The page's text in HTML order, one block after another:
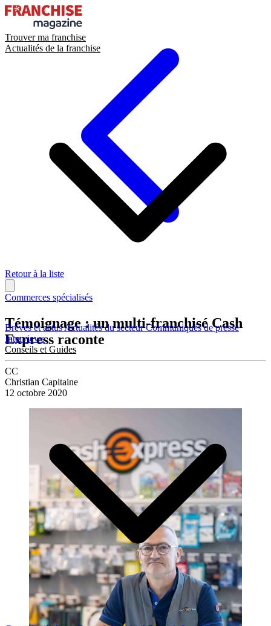
Trouver ma franchise
Actualités de la franchise
Brèves et actusActualités du secteurCommuniqués de presse
Interviews
Conseils et Guides
Retour à la liste
Commerces spécialisés
Témoignage : un multi-franchisé Cash
Express raconte
CC
Christian Capitaine
12 octobre 2020